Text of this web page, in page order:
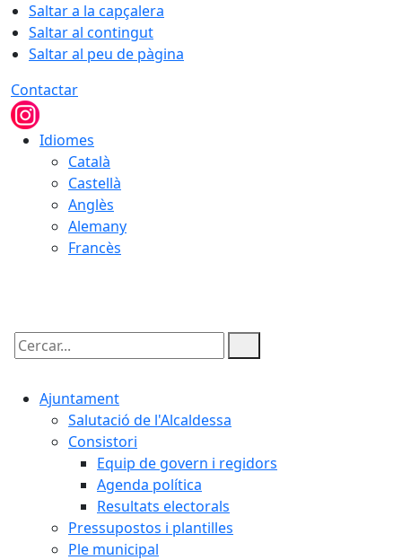
Saltar a la capçalera
Saltar al contingut
Saltar al peu de pàgina
Contactar
Idiomes
Català
Castellà
Anglès
Alemany
Francès
Cercar:
Ajuntament
Salutació de l'Alcaldessa
Consistori
Equip de govern i regidors
Agenda política
Resultats electorals
Pressupostos i plantilles
Ple municipal